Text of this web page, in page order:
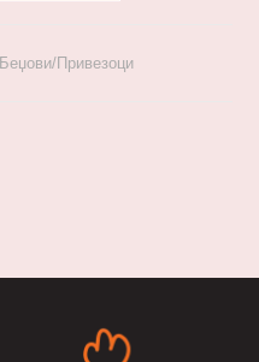
Беџови/Привезоци